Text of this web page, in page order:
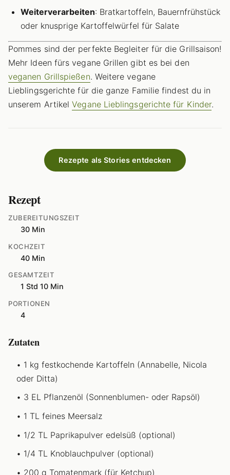
Weiterverarbeiten: Bratkartoffeln, Bauernfrühstück
oder knusprige Kartoffelwürfel für Salate
Pommes sind der perfekte Begleiter für die Grillsaison!
Mehr Ideen fürs vegane Grillen gibt es bei den
veganen Grillspießen. Weitere vegane
Lieblingsgerichte für die ganze Familie findest du in
unserem ArtikelVegane Lieblingsgerichte für Kinder.
Rezepte als Stories entdecken
Rezept
ZUBEREITUNGSZEIT
30 Min
KOCHZEIT
40 Min
GESAMTZEIT
1 Std 10 Min
PORTIONEN
4
Zutaten
1 kg festkochende Kartoffeln (Annabelle, Nicola
oder Ditta)
3 EL Pflanzenöl (Sonnenblumen- oder Rapsöl)
1 TL feines Meersalz
1/2 TL Paprikapulver edelsüß (optional)
1/4 TL Knoblauchpulver (optional)
200 g Tomatenmark (für Ketchup)